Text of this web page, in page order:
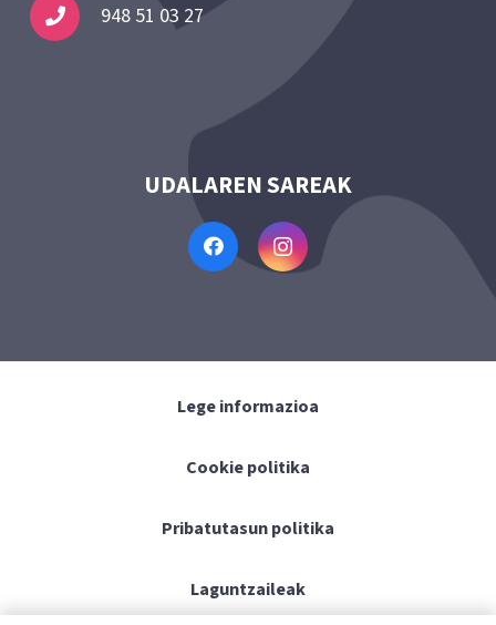
948 51 03 27
UDALAREN SAREAK
Lege informazioa
Cookie politika
Pribatutasun politika
Laguntzaileak